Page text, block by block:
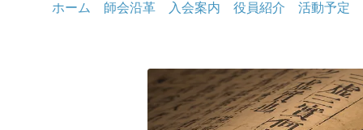
ホーム 師会沿革 入会案内 役員紹介 活動予定